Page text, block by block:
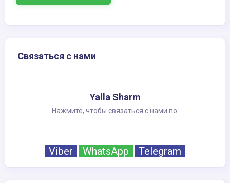
Связаться с нами
Yalla Sharm
Нажмите, чтобы связаться с нами по:
Viber WhatsApp Telegram